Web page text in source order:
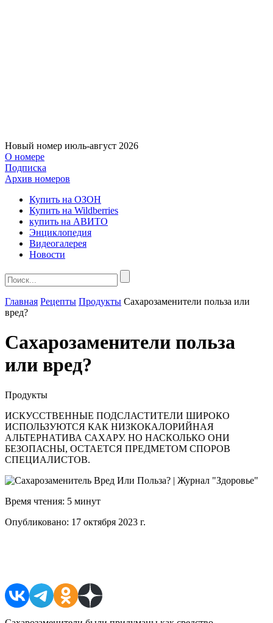
Новый номер июль-август 2026
О номере
Подписка
Архив номеров
Купить на ОЗОН
Купить на Wildberries
купить на АВИТО
Энциклопедия
Видеогалерея
Новости
Главная Рецепты Продукты Сахарозаменители польза или
вред?
Сахарозаменители польза
или вред?
Продукты
ИСКУССТВЕННЫЕ ПОДСЛАСТИТЕЛИ ШИРОКО
ИСПОЛЬЗУЮТСЯ КАК НИЗКОКАЛОРИЙНАЯ
АЛЬТЕРНАТИВА САХАРУ. НО НАСКОЛЬКО ОНИ
БЕЗОПАСНЫ, ОСТАЕТСЯ ПРЕДМЕТОМ СПОРОВ
СПЕЦИАЛИСТОВ.
Время чтения: 5 минут
Опубликовано: 17 октября 2023 г.